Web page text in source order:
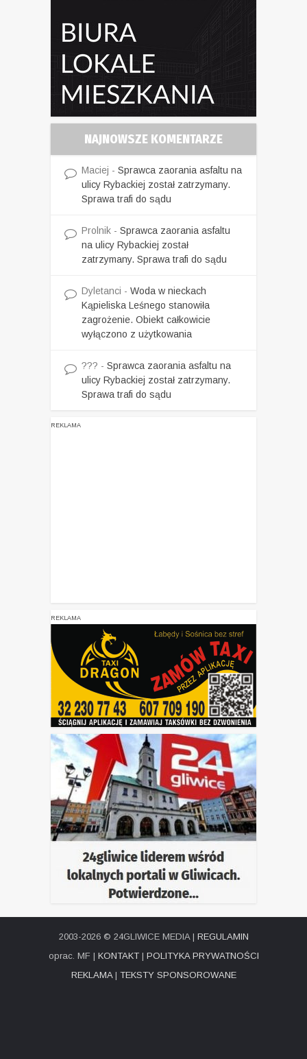
NAJNOWSZE KOMENTARZE
Maciej - Sprawca zaorania asfaltu na
ulicy Rybackiej został zatrzymany.
Sprawa trafi do sądu
Prolnik - Sprawca zaorania asfaltu
na ulicy Rybackiej został
zatrzymany. Sprawa trafi do sądu
Dyletanci - Woda w nieckach
Kąpieliska Leśnego stanowiła
zagrożenie. Obiekt całkowicie
wyłączono z użytkowania
??? - Sprawca zaorania asfaltu na
ulicy Rybackiej został zatrzymany.
Sprawa trafi do sądu
REKLAMA
REKLAMA
2003-2026 © 24GLIWICE MEDIA | REGULAMIN
oprac. MF | KONTAKT| POLITYKA PRYWATNOŚCI
REKLAMA| TEKSTY SPONSOROWANE